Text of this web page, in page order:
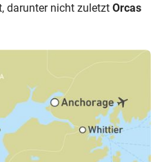
darunter nicht zuletzt Orcas